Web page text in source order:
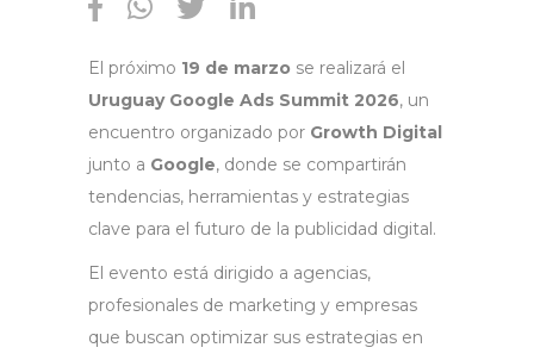
El próximo 19 de marzo se realizará el
Uruguay Google Ads Summit 2026, un
encuentro organizado por Growth Digital
junto a Google, donde se compartirán
tendencias, herramientas y estrategias
clave para el futuro de la publicidad digital.
El evento está dirigido a agencias,
profesionales de marketing y empresas
que buscan optimizar sus estrategias en